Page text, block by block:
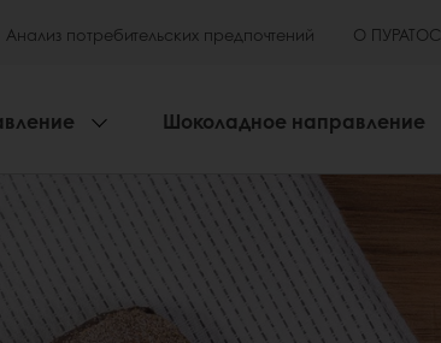
Анализ потребительских предпочтений О ПУРАТОС
Шоколадное направление